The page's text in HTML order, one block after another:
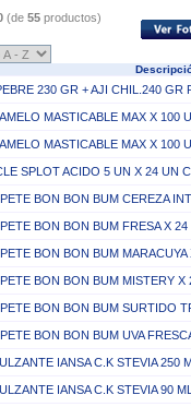
(de 55 productos)
230 GR + AJI CHIL.240 GR
MASTICABLE MAX X 100
MASTICABLE MAX X 100
SPLOT ACIDO 5 UN X 24 UN
BON BON BUM CEREZA
BON BON BUM FRESA X
BON BON BUM
BON BON BUM MISTERY X
BON BON BUM SURTIDO
BON BON BUM UVA
IANSA C.K STEVIA 250
IANSA C.K STEVIA 90